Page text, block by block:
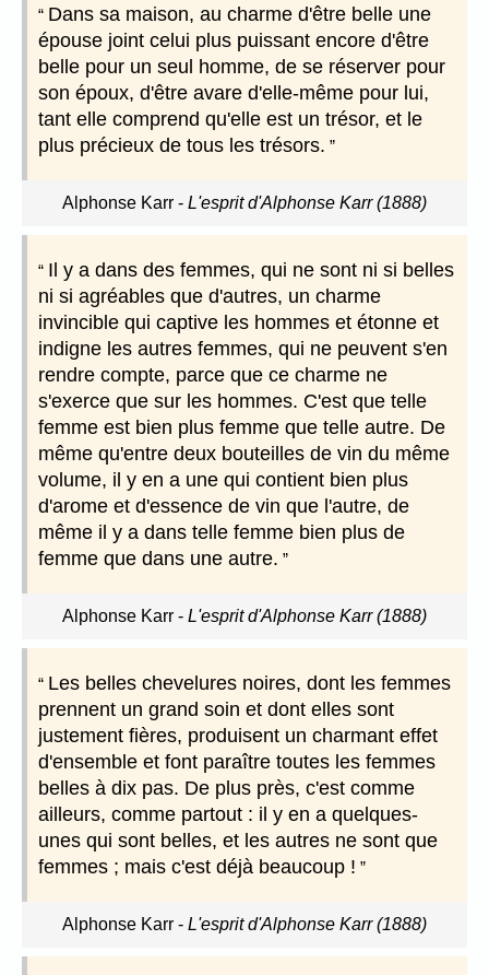
Dans sa maison, au charme d'être belle une
épouse joint celui plus puissant encore d'être
belle pour un seul homme, de se réserver pour
son époux, d'être avare d'elle-même pour lui,
tant elle comprend qu'elle est un trésor, et le
plus précieux de tous les trésors.
Alphonse Karr - L'esprit d'Alphonse Karr (1888)
Il y a dans des femmes, qui ne sont ni si belles
ni si agréables que d'autres, un charme
invincible qui captive les hommes et étonne et
indigne les autres femmes, qui ne peuvent s'en
rendre compte, parce que ce charme ne
s'exerce que sur les hommes. C'est que telle
femme est bien plus femme que telle autre. De
même qu'entre deux bouteilles de vin du même
volume, il y en a une qui contient bien plus
d'arome et d'essence de vin que l'autre, de
même il y a dans telle femme bien plus de
femme que dans une autre.
Alphonse Karr - L'esprit d'Alphonse Karr (1888)
Les belles chevelures noires, dont les femmes
prennent un grand soin et dont elles sont
justement fières, produisent un charmant effet
d'ensemble et font paraître toutes les femmes
belles à dix pas. De plus près, c'est comme
ailleurs, comme partout : il y en a quelques-
unes qui sont belles, et les autres ne sont que
femmes ; mais c'est déjà beaucoup !
Alphonse Karr - L'esprit d'Alphonse Karr (1888)